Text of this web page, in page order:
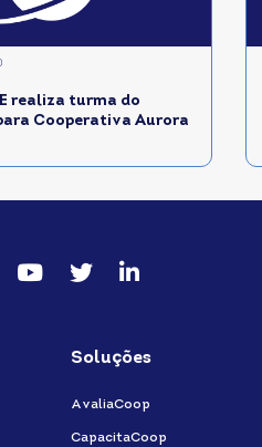
realiza turma do
Cooperativa Aurora
Youtube
twitterLinkedin
Soluções
AvaliaCoop
CapacitaCoop